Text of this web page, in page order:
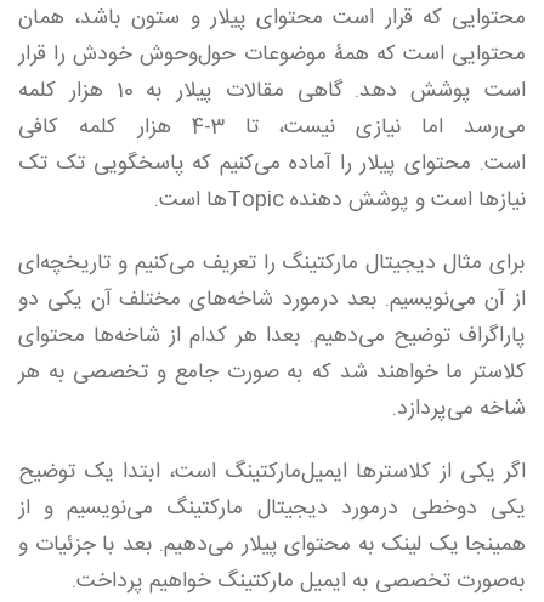
محتوایی که قرار است محتوای پیلار و ستون باشد، همان
محتوایی است که همۀ موضوعات حول‌وحوش خودش را قرار
است پوشش دهد. گاهی مقالات پیلار به 10 هزار کلمه
می‌رسد اما نیازی نیست، تا 3-4 هزار کلمه کافی
است. محتوای پیلار را آماده می‌کنیم که پاسخگویی تک تک
نیازها است و پوشش دهنده Topic‌ها است.
برای مثال دیجیتال مارکتینگ را تعریف می‌کنیم و تاریخچه‌ای
از آن می‌نویسیم. بعد درمورد شاخه‌های مختلف آن یکی دو
پاراگراف توضیح می‌دهیم. بعدا هر کدام از شاخه‌ها محتوای
کلاستر ما خواهند شد که به صورت جامع و تخصصی به هر
شاخه می‌پردازد.
اگر یکی از کلاستر‌ها ایمیل‌مارکتینگ است، ابتدا یک توضیح
یکی دوخطی درمورد دیجیتال مارکتینگ می‌‌نویسیم و از
همینجا یک لینک به محتوای پیلار می‌دهیم. بعد با جزئیات و
به‌صورت تخصصی به ایمیل مارکتینگ خواهیم پرداخت.